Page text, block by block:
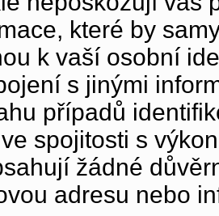
které by
k vaší osobní
s jinými
případů
spojitosti s
žádné
adresu nebo